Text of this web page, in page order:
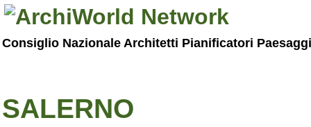
Consiglio Nazionale Architetti Pianificatori
SALERNO